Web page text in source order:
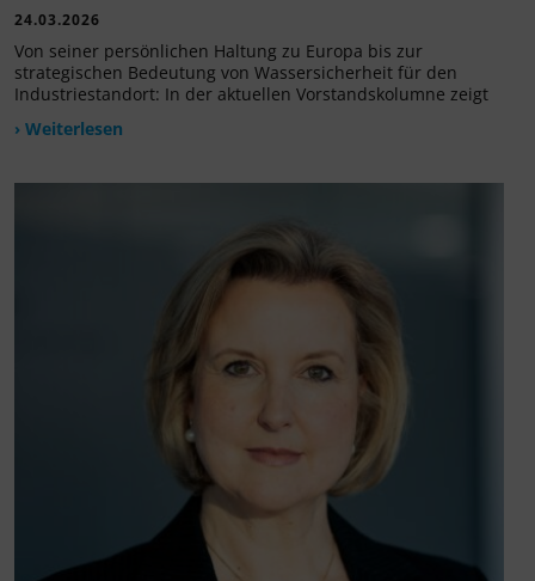
24.03.2026
Von seiner persönlichen Haltung zu Europa bis zur
strategischen Bedeutung von Wassersicherheit für den
Industriestandort: In der aktuellen Vorstandskolumne zeigt
› Weiterlesen